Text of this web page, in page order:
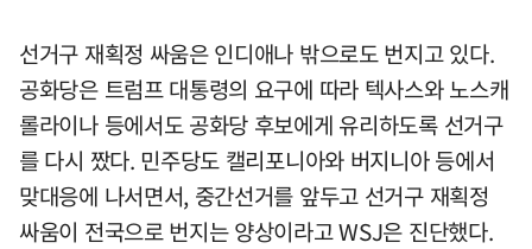
선거구 재획정 싸움은 인디애나 밖으로도 번지고 있다.
공화당은 트럼프 대통령의 요구에 따라 텍사스와 노스캐
롤라이나 등에서도 공화당 후보에게 유리하도록 선거구
를 다시 짰다. 민주당도 캘리포니아와 버지니아 등에서
맞대응에 나서면서, 중간선거를 앞두고 선거구 재획정
싸움이 전국으로 번지는 양상이라고 WSJ은 진단했다.